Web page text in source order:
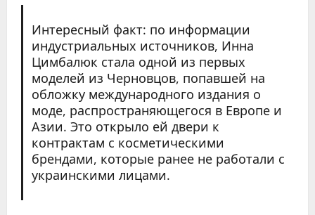
Интересный факт: по информации
индустриальных источников, Инна
Цимбалюк стала одной из первых
моделей из Черновцов, попавшей на
обложку международного издания о
моде, распространяющегося в Европе и
Азии. Это открыло ей двери к
контрактам с косметическими
брендами, которые ранее не работали с
украинскими лицами.